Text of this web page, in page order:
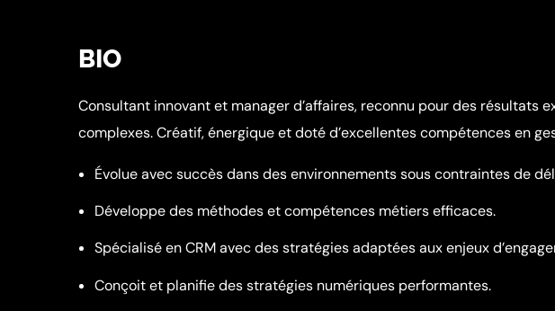
BIO
Consultant innovant et manager d’affaires, reconnu pour des résultats
complexes. Créatif, énergique et doté d’excellentes compétences en
Évolue avec succès dans des environnements sous contraintes de
Développe des méthodes et compétences métiers efficaces.
Spécialisé en CRM avec des stratégies adaptées aux enjeux
Conçoit et planifie des stratégies numériques performantes.